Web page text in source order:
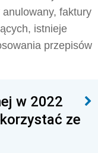
faktury
istnieje
przepisów
w 2022
ze